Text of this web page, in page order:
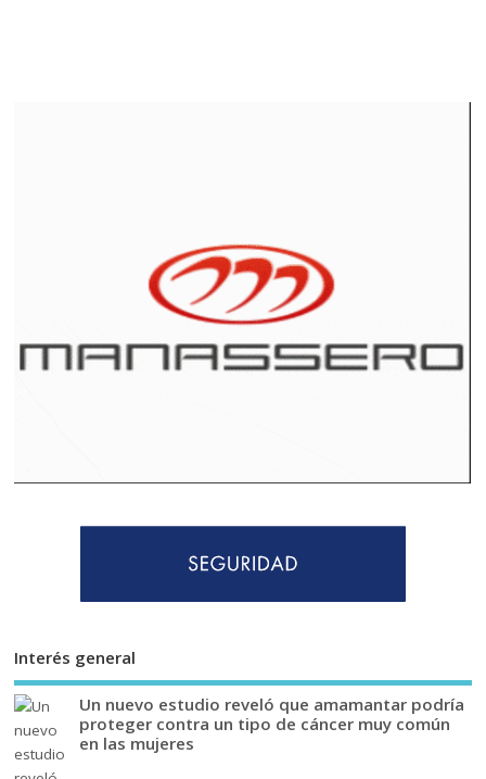
Interés general
Un nuevo estudio reveló que amamantar podría
proteger contra un tipo de cáncer muy común
en las mujeres